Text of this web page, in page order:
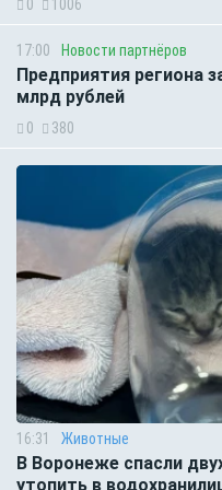
0 1006
17:00 Новости партнёров
Предприятия региона
млрд рублей
0 380
16:31 Животные
В Воронеже спасли
утопить в